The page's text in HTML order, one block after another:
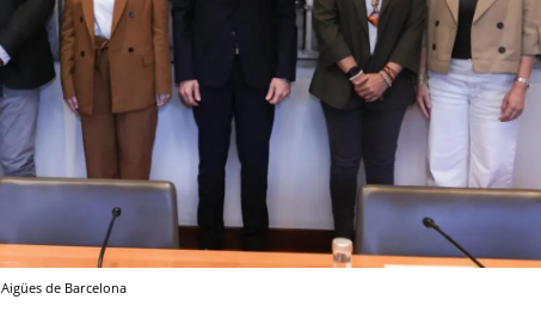
Aigües de Barcelona